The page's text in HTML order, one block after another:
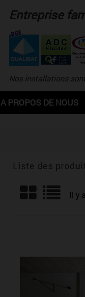
Entreprise
Nos installations
A PROPOS DE NOUS
Liste des
Il y